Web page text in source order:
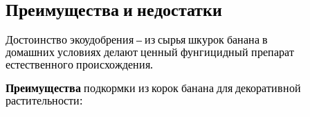
Преимущества и недостатки
Достоинство экоудобрения – из сырья шкурок банана в
домашних условиях делают ценный фунгицидный препарат
естественного происхождения.
Преимущества подкормки из корок банана для декоративной
растительности: